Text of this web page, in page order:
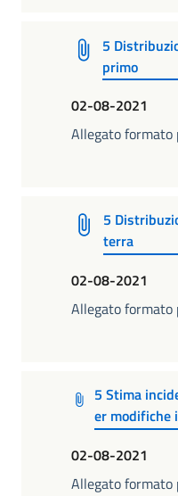
5
primo
02-08-2021
Allegato formato
5
terra
02-08-2021
Allegato formato
5 Stima
er modifiche
02-08-2021
Allegato formato